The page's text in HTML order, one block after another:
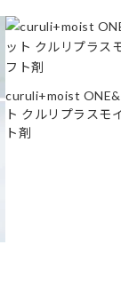
curuli+moist
ト クルリプラスモ
ト剤